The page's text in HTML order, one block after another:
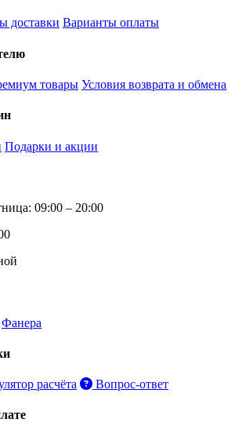
доставки Варианты оплаты
товары Условия возврата и обмена
Подарки и акции
09:00 – 20:00
Фанера
расчёта Вопрос-ответ